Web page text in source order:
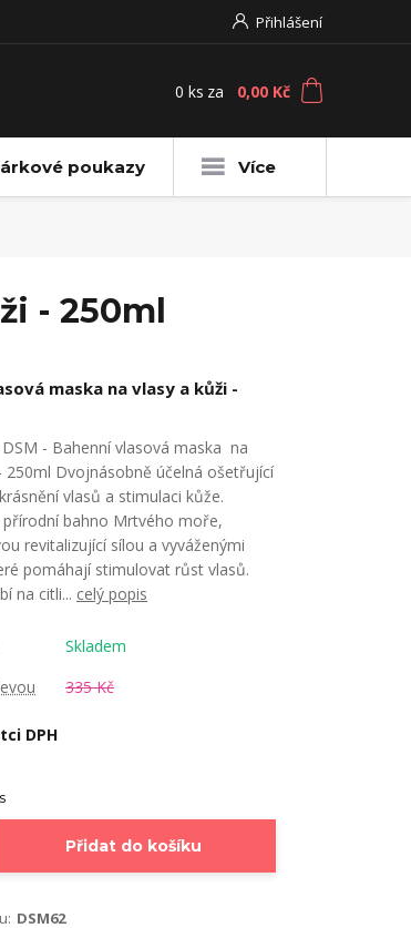
Přihlášení
0 ks za 0,00 Kč
poukazy Více
- 250ml
maska na vlasy a kůži -
- Bahenní vlasová maska na
250ml Dvojnásobně účelná ošetřující
vlasů a stimulaci kůže.
přírodní bahno Mrtvého moře,
revitalizující sílou a vyváženými
pomáhají stimulovat růst vlasů.
na citli... celý popis
Skladem
335 Kč
DPH
Přidat do košíku
DSM62